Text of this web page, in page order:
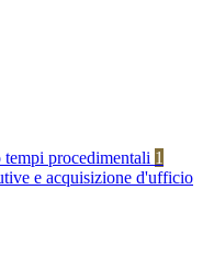
procedimentali 1
e acquisizione d'ufficio